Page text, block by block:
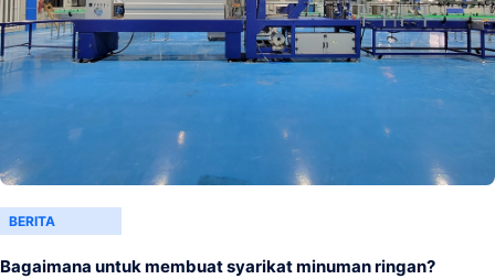
BERITA
Bagaimana untuk membuat syarikat minuman ringan?